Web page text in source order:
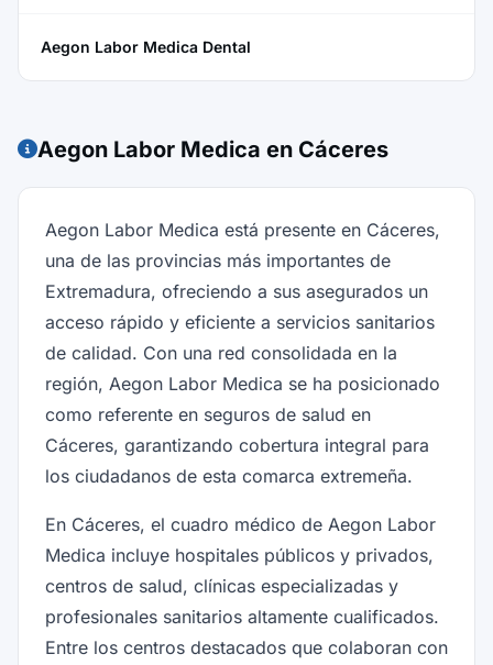
Aegon Labor Medica Dental
Aegon Labor Medica en Cáceres
Aegon Labor Medica está presente en Cáceres,
una de las provincias más importantes de
Extremadura, ofreciendo a sus asegurados un
acceso rápido y eficiente a servicios sanitarios
de calidad. Con una red consolidada en la
región, Aegon Labor Medica se ha posicionado
como referente en seguros de salud en
Cáceres, garantizando cobertura integral para
los ciudadanos de esta comarca extremeña.
En Cáceres, el cuadro médico de Aegon Labor
Medica incluye hospitales públicos y privados,
centros de salud, clínicas especializadas y
profesionales sanitarios altamente cualificados.
Entre los centros destacados que colaboran con